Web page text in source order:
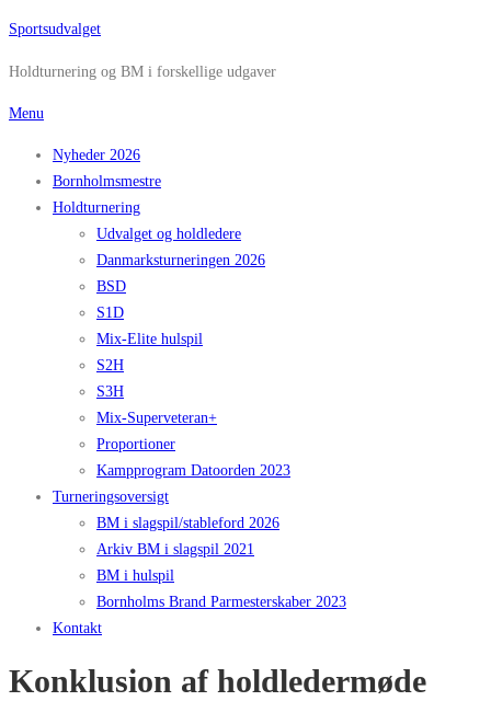
Spring
indhold
Sportsudvalget
Holdturnering og BM i forskellige udgaver
Menu
Nyheder 2026
Bornholmsmestre
Holdturnering
Udvalget og holdledere
Danmarksturneringen 2026
BSD
S1D
Mix-Elite hulspil
S2H
S3H
Mix-Superveteran+
Proportioner
Kampprogram Datoorden 2023
Turneringsoversigt
BM i slagspil/stableford 2026
Arkiv BM i slagspil 2021
BM i hulspil
Bornholms Brand Parmesterskaber 2023
Kontakt
Konklusion af holdledermøde